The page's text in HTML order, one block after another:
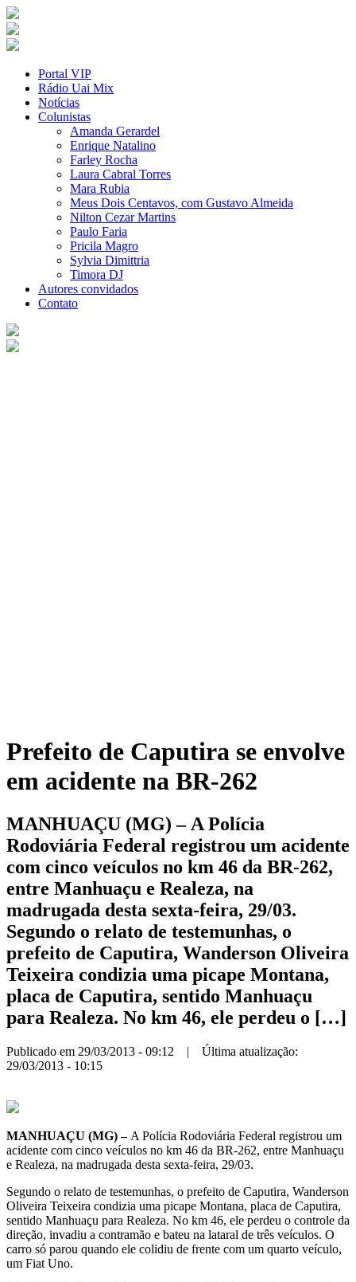
Portal VIP
Rádio Uai Mix
Notícias
Colunistas
Amanda Gerardel
Enrique Natalino
Farley Rocha
Laura Cabral Torres
Mara Rubia
Meus Dois Centavos, com Gustavo Almeida
Nilton Cezar Martins
Paulo Faria
Pricila Magro
Sylvia Dimittria
Timora DJ
Autores convidados
Contato
Prefeito de Caputira se envolve
em acidente na BR-262
MANHUAÇU (MG) – A Polícia
Rodoviária Federal registrou um acidente
com cinco veículos no km 46 da BR-262,
entre Manhuaçu e Realeza, na
madrugada desta sexta-feira, 29/03.
Segundo o relato de testemunhas, o
prefeito de Caputira, Wanderson Oliveira
Teixeira condizia uma picape Montana,
placa de Caputira, sentido Manhuaçu
para Realeza. No km 46, ele perdeu o […]
Publicado em 29/03/2013 - 09:12 | Última atualização:
29/03/2013 - 10:15
MANHUAÇU (MG) –A Polícia Rodoviária Federal registrou um
acidente com cinco veículos no km 46 da BR-262, entre Manhuaçu
e Realeza, na madrugada desta sexta-feira, 29/03.
Segundo o relato de testemunhas, o prefeito de Caputira, Wanderson
Oliveira Teixeira condizia uma picape Montana, placa de Caputira,
sentido Manhuaçu para Realeza. No km 46, ele perdeu o controle da
direção, invadiu a contramão e bateu na lataral de três veículos. O
carro só parou quando ele colidiu de frente com um quarto veículo,
um Fiat Uno.